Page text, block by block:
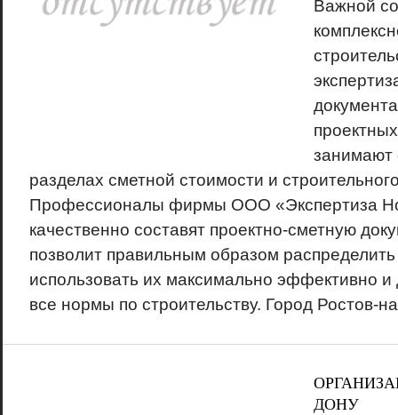
Важной
занимают
разделах сметной стоимости и
Профессионалы фирмы ООО «Экспертиза
качественно составят проектно-сметную
позволит правильным образом распределить
использовать их максимально эффективно и
все нормы по строительству. Город Ростов-
ДОНУ